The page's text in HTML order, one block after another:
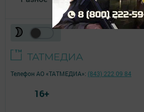
Телефон АО «ТАТМЕДИА»: (843) 222 09 84
16+